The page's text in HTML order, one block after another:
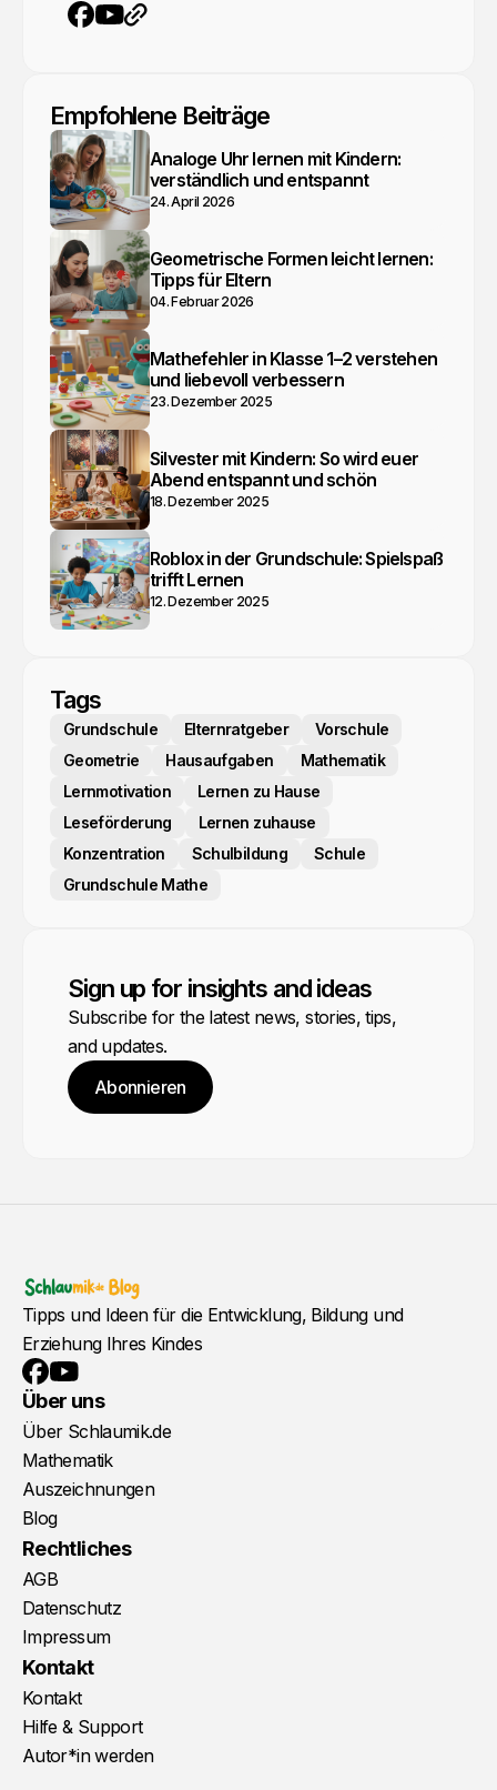
Empfohlene Beiträge
Analoge Uhr lernen mit Kindern:
verständlich und entspannt
24. April 2026
Geometrische Formen leicht lernen:
Tipps für Eltern
04. Februar 2026
Mathefehler in Klasse 1–2 verstehen
und liebevoll verbessern
23. Dezember 2025
Silvester mit Kindern: So wird euer
Abend entspannt und schön
18. Dezember 2025
Roblox in der Grundschule: Spielspaß
trifft Lernen
12. Dezember 2025
Tags
Grundschule Elternratgeber
Vorschule
Geometrie
Hausaufgaben
Mathematik
Lernmotivation
Lernen zu Hause
Leseförderung
Lernen zuhause
Konzentration
Schulbildung
Schule
Grundschule Mathe
Sign up for insights and ideas
Subscribe for the latest news, stories, tips,
and updates.
Abonnieren
Tipps und Ideen für die Entwicklung, Bildung und
Erziehung Ihres Kindes
Facebook
YouTube
Über uns
Über Schlaumik.de
Mathematik
Auszeichnungen
Blog
Rechtliches
AGB
Datenschutz
Impressum
Kontakt
Kontakt
Hilfe & Support
Autor*in werden